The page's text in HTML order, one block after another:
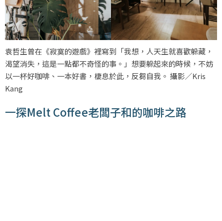
袁哲生曾在《寂寞的遊戲》裡寫到「我想，人天生就喜歡躲藏，
渴望消失，這是一點都不奇怪的事。」想要躲起來的時候，不妨
以一杯好咖啡、一本好書，棲息於此，反芻自我。 攝影／Kris
Kang
一探Melt Coffee老闆子和的咖啡之路